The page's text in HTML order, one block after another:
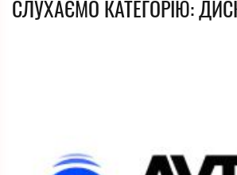
СЛУХАЄМО КАТЕГОРІЮ: